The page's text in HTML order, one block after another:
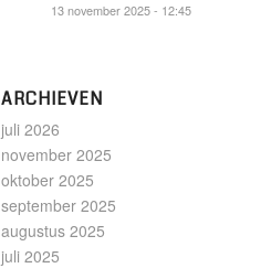
13 november 2025 - 12:45
ARCHIEVEN
juli 2026
november 2025
oktober 2025
september 2025
augustus 2025
juli 2025